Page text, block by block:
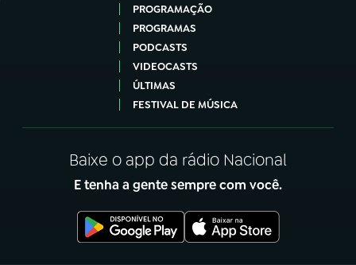
PROGRAMAÇÃO
PROGRAMAS
PODCASTS
VIDEOCASTS
ÚLTIMAS
FESTIVAL DE MÚSICA
Baixe o app da rádio Nacional
E tenha a gente sempre com você.